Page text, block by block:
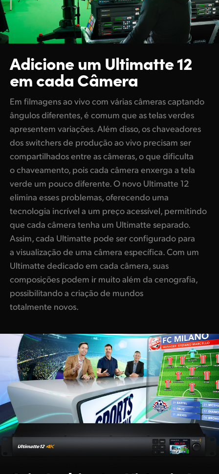
South Africa
Spain
Chinese Taipei
UAE
Ukraine
United Kingdom
Adicione um Ultimatte 12
em cada Câmera
Em filmagens ao vivo com várias câmeras captando
ângulos diferentes, é comum que as telas verdes
apresentem variações. Além disso, os chaveadores
dos switchers de produção ao vivo precisam ser
compartilhados entre as câmeras, o que dificulta
o chaveamento, pois cada câmera enxerga a tela
verde um pouco diferente. O novo Ultimatte 12
elimina esses problemas, oferecendo uma
tecnologia incrível a um preço acessível, permitindo
que cada câmera tenha um Ultimatte separado.
Assim, cada Ultimatte pode ser configurado para
a visualização de uma câmera específica. Com um
Ultimatte dedicado em cada câmera, suas
composições podem ir muito além da cenografia,
possibilitando a criação de mundos
totalmente novos.